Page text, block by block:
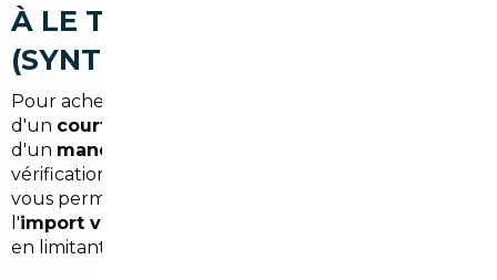
À LE TAILLAN-MÉDOC
(SYNTHÈSE)
Pour acheter au meilleur prix, combinez l'expertise
d'un courtier automobile Le Taillan-Médoc
d'un mandataire auto Le Taillan-Médoc
vérification rigoureuse du véhicule importé. Cela
vous permet de profiter des économies offertes par
l'import voiture Allemagne Le Taillan-Médoc
en limitant les risques administratifs et techniques.